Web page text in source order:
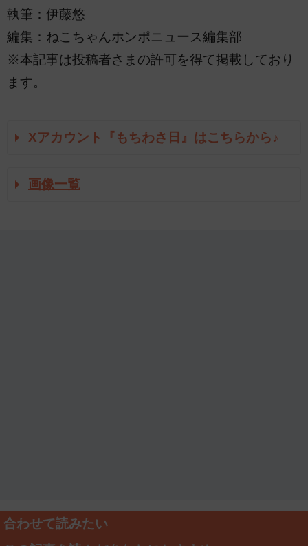
執筆：伊藤悠
編集：ねこちゃんホンポニュース編集部
※本記事は投稿者さまの許可を得て掲載しており
ます。
Xアカウント『もちわさ日』はこちらから♪
画像一覧
合わせて読みたい